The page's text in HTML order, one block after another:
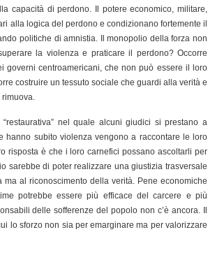
capacità di perdono. Il potere economico, militare,
alla logica del perdono e condizionano fortemente il
politiche di amnistia. Il monopolio della forza non
la violenza e praticare il perdono? Occorre
centroamericani, che non può essere il loro
costruire un tessuto sociale che guardi alla verità e
nel quale alcuni giudici si prestano a
subito violenza vengono a raccontare le loro
risposta è che i loro carnefici possano ascoltarli per
sarebbe di poter realizzare una giustizia trasversale
al riconoscimento della verità. Pene economiche
potrebbe essere più efficace del carcere e più
delle sofferenze del popolo non c’è ancora. Il
lo sforzo non sia per emarginare ma per valorizzare